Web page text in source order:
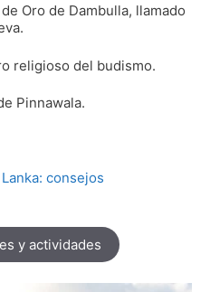
Oro de Dambulla, llamado
religioso del budismo.
Pinnawala.
consejos
y actividades